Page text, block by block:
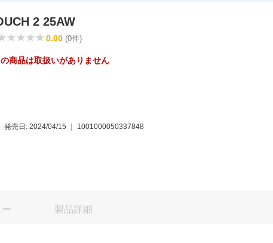
2 25AW
0.00 (0件)
商品は取扱いがありません
発売日: 2024/04/15 ｜ 1001000050337848
製品詳細